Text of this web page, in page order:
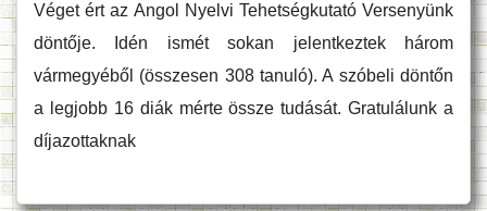
Véget ért az Angol Nyelvi Tehetségkutató Versenyünk
döntője. Idén ismét sokan jelentkeztek három
vármegyéből (összesen 308 tanuló). A szóbeli döntőn
a legjobb 16 diák mérte össze tudását. Gratulálunk a
díjazottaknak